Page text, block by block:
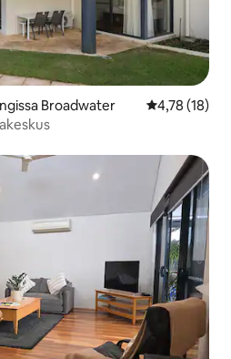
Broadwater
4,78 (18)